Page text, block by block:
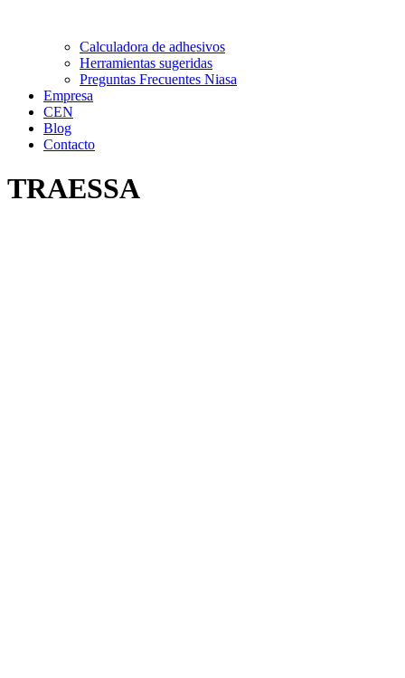
Calculadora de adhesivos
Herramientas sugeridas
Preguntas Frecuentes Niasa
Empresa
CEN
Blog
Contacto
TRAESSA